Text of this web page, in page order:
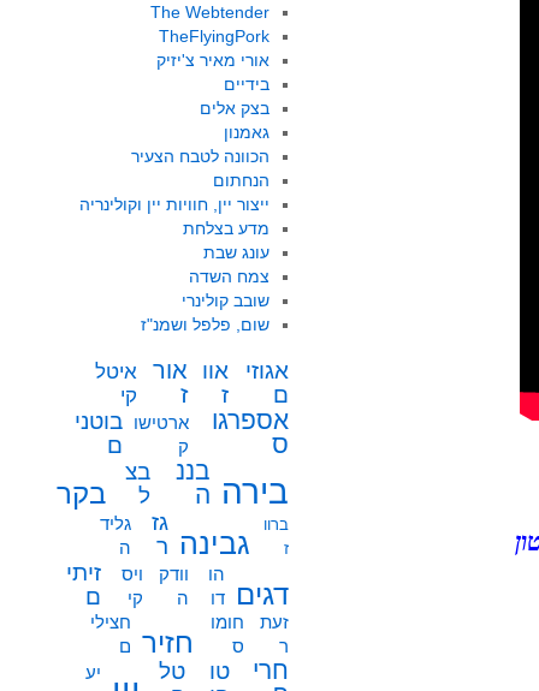
The Webtender
TheFlyingPork
אורי מאיר צ'יזיק
בידיים
בצק אלים
גאמנון
הכוונה לטבח הצעיר
הנחתום
ייצור יין, חוויות יין וקולינריה
מדע בצלחת
עונג שבת
צמח השדה
שובב קולינרי
שום, פלפל ושמנ"ז
אגוזי
ם
אוו
ז
אור
ז
איטל
קי
אספרגו
ס
ארטישו
ק
בוטני
ם
בירה
בננ
ה
בצ
ל
בקר
ברוו
ז
גבינה
גז
ר
גליד
ה
דגים
הו
דו
וודק
ה
ויס
קי
זיתי
ם
זעת
ר
חומו
ס
חזיר
חצילי
ם
חרי
טו
טל
יע